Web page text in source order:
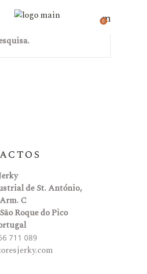
0
encontrados
de St. António,
C
Roque do Pico
711 089